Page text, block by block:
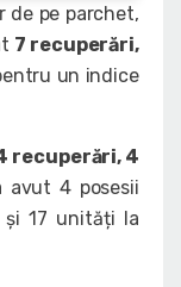
de pe parchet,
7 recuperări,
un indice
recuperări, 4
avut 4 posesii
17 unități la